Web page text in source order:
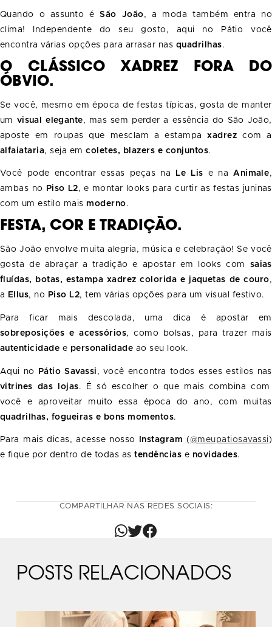
Quando o assunto é São João, a moda também entra no
clima! Independente do seu gosto, aqui no Pátio você
encontra várias opções para arrasar nas quadrilhas.
O CLÁSSICO XADREZ FORA DO
ÓBVIO.
Se você, mesmo em época de festas típicas, gosta de manter
um visual elegante, mas sem perder a essência do São João,
aposte em roupas que mesclam a estampaxadrez com a
alfaiataria, seja em coletes, blazers e conjuntos.
Você pode encontrar essas peças na Le Lis e naAnimale,
ambas no
Piso L2, e montar looks para curtir as festas juninas
com um estilo mais moderno.
FESTA, COR E TRADIÇÃO.
São João envolve muita alegria, música e celebração! Se você
gosta de abraçar a tradição e apostar em looks com saias
fluídas, botas, estampa xadrez colorida e jaquetas de couro,
a Ellus, no Piso L2, tem várias opções para um visual festivo.
Para ficar mais descolada, uma dica é apostar em
sobreposições e acessórios, como bolsas, para trazer mais
autenticidade e personalidade ao seu look.
Aqui no Pátio Savassi , você encontra todos esses estilos nas
vitrines das lojas. É só escolher o que mais combina com
você e aproveitar muito essa época do ano, com muitas
quadrilhas, fogueiras e bons momentos.
Para mais dicas, acesse nosso Instagram(@meupatiosavassi )
e fique por dentro de todas astendências e novidades.
COMPARTILHAR NAS REDES SOCIAIS:
POSTS RELACIONADOS